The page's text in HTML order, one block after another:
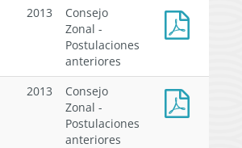
elección
de
consejeros
los
CZP
2013
Consejo
Zonal -
Postulaciones
anteriores
2013
Consejo
Zonal -
Postulaciones
anteriores